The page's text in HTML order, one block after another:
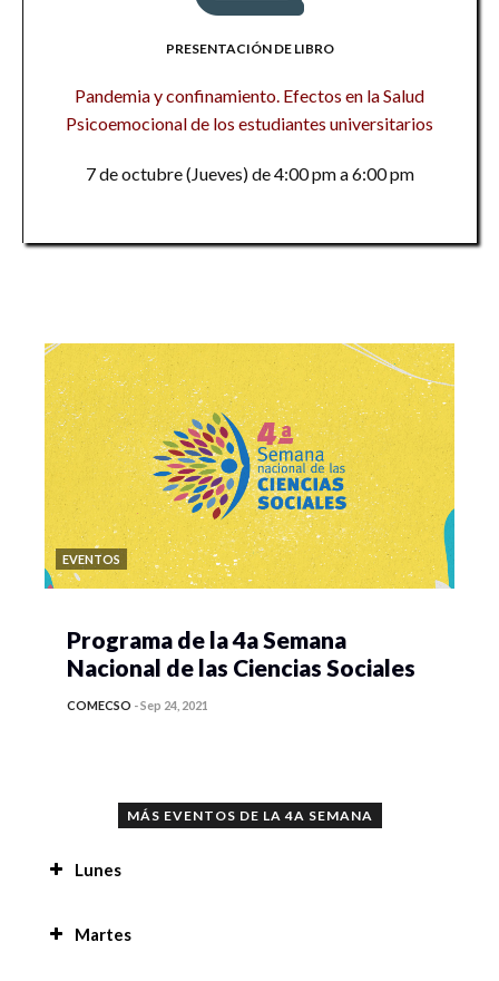
PRESENTACIÓN DE LIBRO
Pandemia y confinamiento. Efectos en la Salud
Psicoemocional de los estudiantes universitarios
7 de octubre (Jueves) de 4:00 pm a 6:00 pm
EVENTOS
Programa de la 4a Semana
Nacional de las Ciencias Sociales
COMECSO -Sep 24, 2021
MÁS EVENTOS DE LA 4A SEMANA
Lunes
desde una etnografia digital del sonido, la
Martes